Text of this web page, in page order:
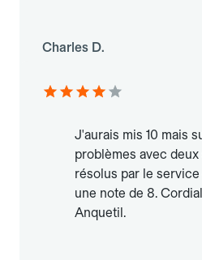
Charles D.
J'aurais mis 10 mais
problèmes avec
résolus par le
une note de 8.
Anquetil.